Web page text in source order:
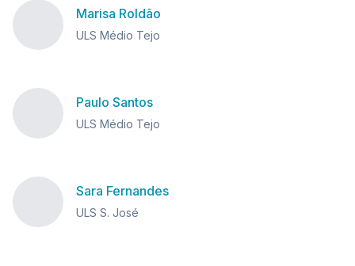
Marisa Roldão
ULS Médio Tejo
Paulo Santos
ULS Médio Tejo
Sara Fernandes
ULS S. José